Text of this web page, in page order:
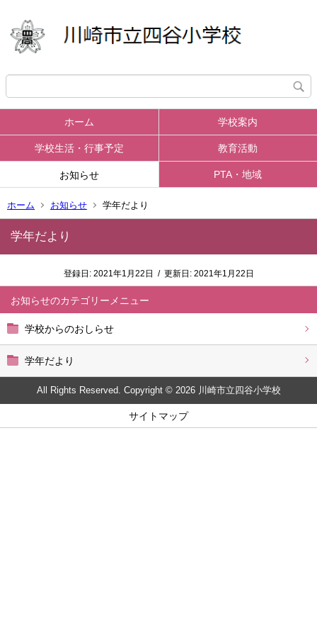
ホーム 学校案内
学校生活・行事予定 教育活動
お知らせ PTA・地域
ホーム お知らせ 学年だより
お知らせ
学校からのおしらせ
学年だより
学年だより
登録日: 2021年1月22日 / 更新日: 2021年1月22日
All Rights Reserved. Copyright © 2026 川崎市立四谷小学校
サイトマップ